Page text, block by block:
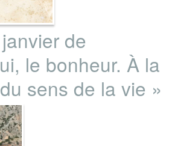
de
le bonheur. À la
sens de la vie »